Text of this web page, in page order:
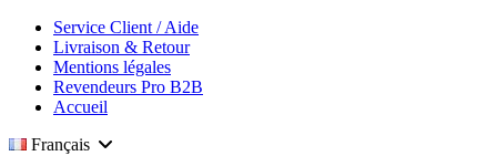
Service Client / Aide
Livraison & Retour
Mentions légales
Revendeurs Pro B2B
Accueil
Français